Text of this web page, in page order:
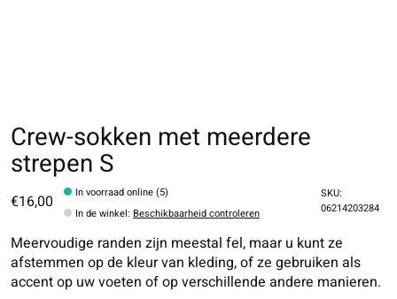
Crew-sokken met meerdere
strepen S
€16,00
In voorraad online (5)
In de winkel: Beschikbaarheid controleren
SKU:
06214203284
Meervoudige randen zijn meestal fel, maar u kunt ze
afstemmen op de kleur van kleding, of ze gebruiken als
accent op uw voeten of op verschillende andere manieren.